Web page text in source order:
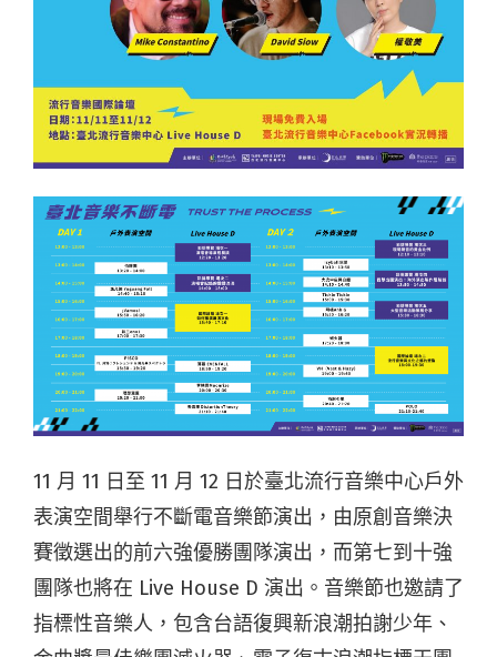
11 月 11 日至 11 月 12 日於臺北流行音樂中心戶外
表演空間舉行不斷電音樂節演出，由原創音樂決
賽徵選出的前六強優勝團隊演出，而第七到十強
團隊也將在 Live House D 演出。音樂節也邀請了
指標性音樂人，包含台語復興新浪潮拍謝少年、